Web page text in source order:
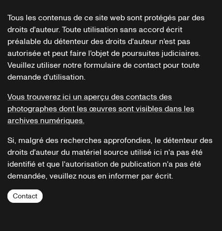
Tous les contenus de ce site web sont protégés par des
droits d'auteur. Toute utilisation sans accord écrit
préalable du détenteur des droits d'auteur n'est pas
autorisée et peut faire l'objet de poursuites judiciaires.
Veuillez utiliser notre formulaire de contact pour toute
demande d'utilisation.
Vous trouverez ici un aperçu des contacts des
photographes dont les œuvres sont visibles dans les
archives numériques.
Si, malgré des recherches approfondies, le détenteur des
droits d'auteur du matériel source utilisé ici n'a pas été
identifié et que l'autorisation de publication n'a pas été
demandée, veuillez nous en informer par écrit.
Contact